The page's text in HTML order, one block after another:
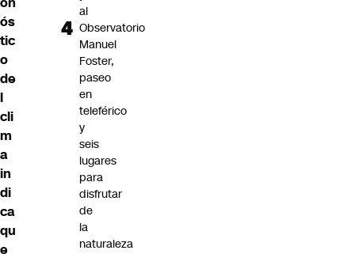
ós
tic
o
de
l
cli
m
a
in
di
ca
qu
e
al
Observatorio
Manuel
Foster,
paseo
en
teleférico
y
seis
lugares
para
disfrutar
de
la
naturaleza